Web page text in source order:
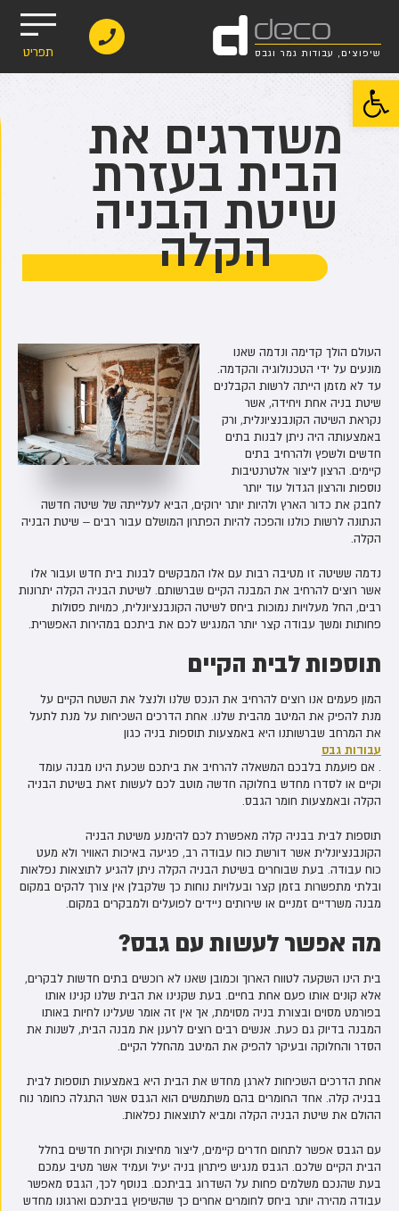
פתח סרגל נגישות
deco
d שיפוצים, עבודות גמר וגבס תפריט
משדרגים את
הבית בעזרת
שיטת הבניה
הקלה
העולם הולך קדימה ונדמה שאנו
מונעים על ידי הטכנולוגיה והקדמה.
עד לא מזמן הייתה לרשות הקבלנים
שיטת בניה אחת ויחידה, אשר
נקראת השיטה הקונבנציונלית, ורק
באמצעותה היה ניתן לבנות בתים
חדשים ולשפץ ולהרחיב בתים
קיימים. הרצון ליצור אלטרנטיבות
נוספות והרצון הגדול עוד יותר
לחבק את כדור הארץ ולהיות יותר ירוקים, הביא לעלייתה של שיטה חדשה
הנתונה לרשות כולנו והפכה להיות הפתרון המושלם עבור רבים – שיטת הבניה
הקלה.
נדמה ששיטה זו מטיבה רבות עם אלו המבקשים לבנות בית חדש ועבור אלו
אשר רוצים להרחיב את המבנה הקיים שברשותם. לשיטת הבניה הקלה יתרונות
רבים, החל מעלויות נמוכות ביחס לשיטה הקונבנציונלית, כמויות פסולות
פחותות ומשך עבודה קצר יותר המנגיש לכם את ביתכם במהירות האפשרית.
תוספות לבית הקיים
המון פעמים אנו רוצים להרחיב את הנכס שלנו ולנצל את השטח הקיים על
מנת להפיק את המיטב מהבית שלנו. אחת הדרכים השכיחות על מנת לתעל
את המרחב שברשותנו היא באמצעות תוספות בניה כגון
עבודות גבס
. אם פועמת בלבכם המשאלה להרחיב את ביתכם שכעת הינו מבנה עומד
וקיים או לסדרו מחדש בחלוקה חדשה מוטב לכם לעשות זאת בשיטת הבניה
הקלה ובאמצעות חומר הגבס.
תוספות לבית בבניה קלה מאפשרת לכם להימנע משיטת הבניה
הקונבנציונלית אשר דורשת כוח עבודה רב, פגיעה באיכות האוויר ולא מעט
כוח עבודה. בעת שבוחרים בשיטת הבניה הקלה ניתן להגיע לתוצאות נפלאות
ובלתי מתפשרות בזמן קצר ובעלויות נוחות כך שלקבלן אין צורך להקים במקום
מבנה משרדיים זמניים או שירותים ניידים לפועלים ולמבקרים במקום.
מה אפשר לעשות עם גבס?
בית הינו השקעה לטווח הארוך וכמובן שאנו לא רוכשים בתים חדשות לבקרים,
אלא קונים אותו פעם אחת בחיים. בעת שקנינו את הבית שלנו קנינו אותו
בפורמט מסוים ובצורת בניה מסוימת, אך אין זה אומר שעלינו לחיות באותו
המבנה בדיוק גם כעת. אנשים רבים רוצים לרענן את מבנה הבית, לשנות את
הסדר והחלוקה ובעיקר להפיק את המיטב מהחלל הקיים.
אחת הדרכים השכיחות לארגן מחדש את הבית היא באמצעות תוספות לבית
בבניה קלה. אחד החומרים בהם משתמשים הוא הגבס אשר התגלה כחומר נוח
ההולם את שיטת הבניה הקלה ומביא לתוצאות נפלאות.
עם הגבס אפשר לתחום חדרים קיימים, ליצור מחיצות וקירות חדשים בחלל
הבית הקיים שלכם. הגבס מנגיש פיתרון בניה יעיל ועמיד אשר מטיב עמכם
בעת שהנכם משלמים פחות על השדרוג בביתכם. בנוסף לכך, הגבס מאפשר
עבודה מהירה יותר ביחס לחומרים אחרים כך שהשיפוץ בביתכם וארגונו מחדש